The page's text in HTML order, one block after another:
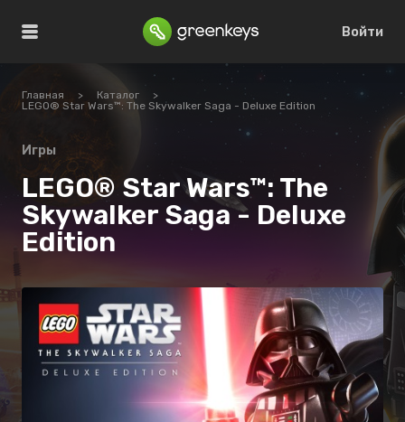
Войти
Главная > Каталог
>
LEGO® Star Wars™: The Skywalker Saga - Deluxe Edition
Игры
LEGO® Star Wars™: The
Skywalker Saga - Deluxe
Edition